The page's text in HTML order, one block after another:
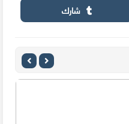
شارك